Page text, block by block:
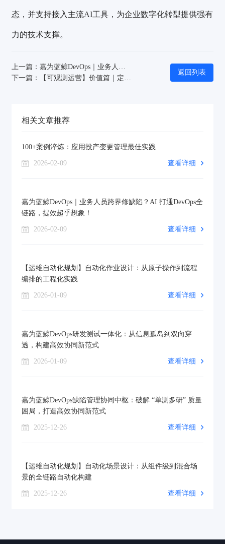
态，并支持接入主流AI工具，为企业数字化转型提供强有
力的技术支撑。
返回列表
相关文章推荐
100+案例淬炼：应用投产变更管理最佳实践
2026-02-09 查看详细
嘉为蓝鲸DevOps｜业务人员跨界修缺陷？AI 打通DevOps全
链路，提效超乎想象！
2026-02-09 查看详细
【运维自动化规划】自动化作业设计：从原子操作到流程
编排的工程化实践
2026-01-09 查看详细
嘉为蓝鲸DevOps研发测试一体化：从信息孤岛到双向穿
透，构建高效协同新范式
2026-01-09 查看详细
嘉为蓝鲸DevOps缺陷管理协同中枢：破解 “单测多研” 质量
困局，打造高效协同新范式
2025-12-26 查看详细
【运维自动化规划】自动化场景设计：从组件级到混合场
景的全链路自动化构建
2025-12-26 查看详细